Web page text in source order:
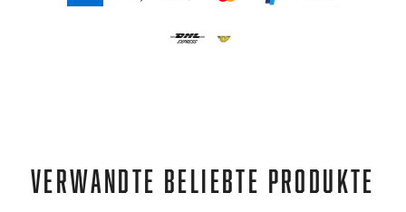
VERWANDTE BELIEBTE PRODUKTE